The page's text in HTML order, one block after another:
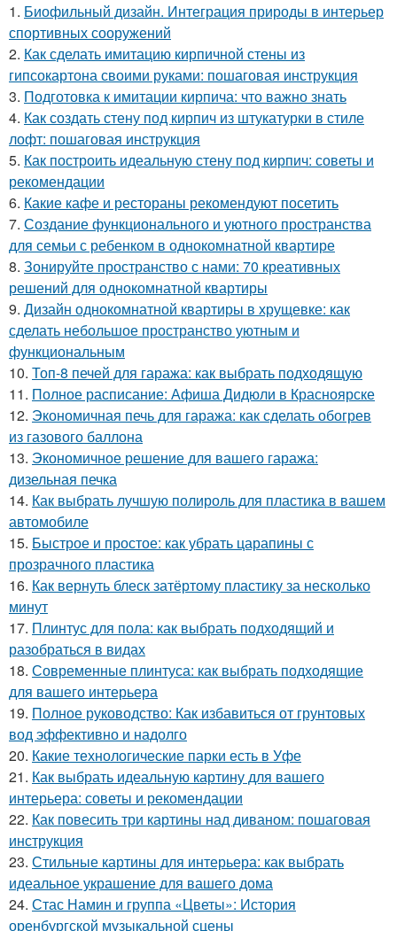
1. Биофильный дизайн. Интеграция природы в интерьер
спортивных сооружений
2. Как сделать имитацию кирпичной стены из
гипсокартона своими руками: пошаговая инструкция
3. Подготовка к имитации кирпича: что важно знать
4. Как создать стену под кирпич из штукатурки в стиле
лофт: пошаговая инструкция
5. Как построить идеальную стену под кирпич: советы и
рекомендации
6. Какие кафе и рестораны рекомендуют посетить
7. Создание функционального и уютного пространства
для семьи с ребенком в однокомнатной квартире
8. Зонируйте пространство с нами: 70 креативных
решений для однокомнатной квартиры
9. Дизайн однокомнатной квартиры в хрущевке: как
сделать небольшое пространство уютным и
функциональным
10. Топ-8 печей для гаража: как выбрать подходящую
11. Полное расписание: Афиша Дидюли в Красноярске
12. Экономичная печь для гаража: как сделать обогрев
из газового баллона
13. Экономичное решение для вашего гаража:
дизельная печка
14. Как выбрать лучшую полироль для пластика в вашем
автомобиле
15. Быстрое и простое: как убрать царапины с
прозрачного пластика
16. Как вернуть блеск затёртому пластику за несколько
минут
17. Плинтус для пола: как выбрать подходящий и
разобраться в видах
18. Современные плинтуса: как выбрать подходящие
для вашего интерьера
19. Полное руководство: Как избавиться от грунтовых
вод эффективно и надолго
20. Какие технологические парки есть в Уфе
21. Как выбрать идеальную картину для вашего
интерьера: советы и рекомендации
22. Как повесить три картины над диваном: пошаговая
инструкция
23. Стильные картины для интерьера: как выбрать
идеальное украшение для вашего дома
24. Стас Намин и группа «Цветы»: История
оренбургской музыкальной сцены